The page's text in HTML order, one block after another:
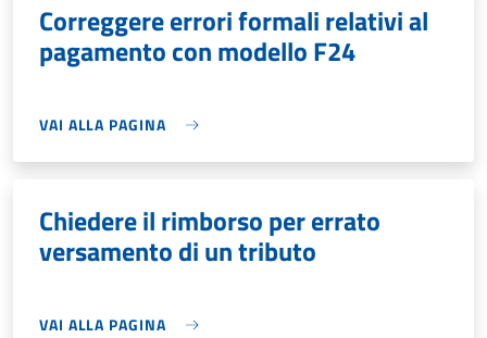
Correggere errori formali relativi al
pagamento con modello F24
VAI ALLA PAGINA
Chiedere il rimborso per errato
versamento di un tributo
VAI ALLA PAGINA